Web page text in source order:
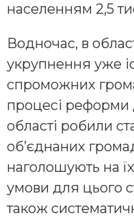
населенням 2,5
Водночас, в
укрупнення уже
спроможних
процесі реформи
області робили
об’єднаних
наголошують на
умови для цього
також